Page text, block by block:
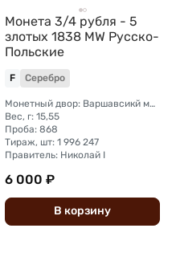
Монета 3/4 рубля - 5
злотых 1838 МW Русско-
Польские
F Серебро
Монетный двор: Варшавсикй монетный двор (Польша)
Вес, г: 15,55
Проба: 868
Тираж, шт: 1 996 247
Правитель: Николай I
6 000 ₽
В корзину